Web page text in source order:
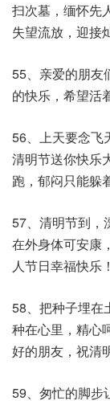
扫次墓，缅怀先
失望流放，迎接
55、亲爱的朋友
的快乐，希望活
56、上天要念飞
清明节送你快乐
跑，郁闷只能躲
57、清明节到，
在外身体可安康
人节日幸福快乐！
58、把种子埋在
种在心里，精心
好的朋友，祝清
59、匆忙的脚步